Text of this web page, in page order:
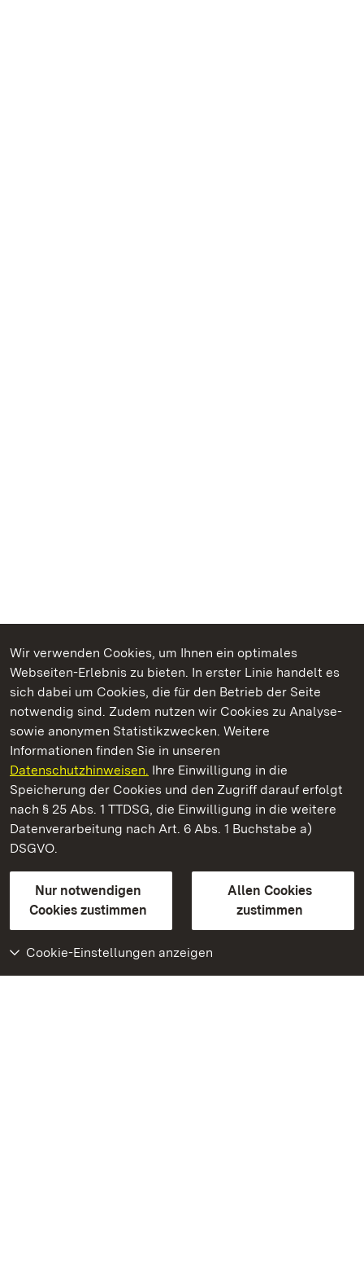
Wir verwenden Cookies, um Ihnen ein optimales
Webseiten-Erlebnis zu bieten. In erster Linie handelt es
sich dabei um Cookies, die für den Betrieb der Seite
notwendig sind. Zudem nutzen wir Cookies zu Analyse-
sowie anonymen Statistikzwecken. Weitere
Informationen finden Sie in unseren
Datenschutzhinweisen. Ihre Einwilligung in die
Speicherung der Cookies und den Zugriff darauf erfolgt
nach § 25 Abs. 1 TTDSG, die Einwilligung in die weitere
Datenverarbeitung nach Art. 6 Abs. 1 Buchstabe a)
DSGVO.
Nur notwendigen
Cookies zustimmen
Allen Cookies
zustimmen
Cookie-Einstellungen anzeigen
Kommen. Staunen. Genießen.
Staatliche Schlösser und Gärten Baden‑Württemberg
Staatliche Schlösser und Gärten Baden-Württemberg
Kontakt
GebärdenspracheLeichte Sprache
Erklärung zur Barrierefreiheit
BITV-konform (geprüfte Seiten)
Weiteres